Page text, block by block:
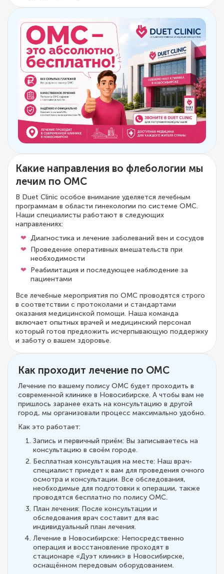
Какие направления во флебологии мы
лечим по ОМС
В Duet Clinic особое внимание уделяется лечебным
программам в области гинекологии по системе ОМС.
Наши специалисты работают в следующих
направлениях:
Диагностика и лечение заболеваний вен и сосудов
Проведение оперативных вмешательств при
необходимости
Реабилитация и последующее наблюдение за
пациентами
Все лечебные мероприятия по ОМС проводятся строго
в соответствии с протоколами и стандартами
оказания медицинской помощи. Наша команда
включает опытных врачей и медицинский персонал
который готов предложить исчерпывающую поддержку
и заботу о вашем здоровье.
Как проходит лечение по ОМС
Лечение по вашему полису ОМС будет проходить в
современной клинике в Новосибирске. А чтобы вам не
пришлось заранее ехать на консультацию в другой
город, мы организовали процесс максимально удобно.
Как это работает:
Запись и первичный приём: Вы записываетесь на
консультацию в своём городе.
Бесплатная консультация на месте: Наш врач-
специалист приедет к вам для проведения очного
осмотра и консультации. Все обследования,
необходимые для подготовки к операции, также
проводятся бесплатно по полису ОМС.
План лечения: После консультации и
обследования врач составит для вас
индивидуальный план лечения.
Лечение в Новосибирске: Непосредственно
операция и восстановление проходят в
стационаре «Дуэт клиник» в Новосибирске,
оснащённом передовым оборудованием.